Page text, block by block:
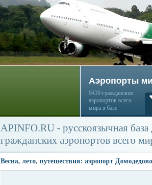
Аэропорты
9439 гражданских
аэропортов всего
мира в базе
APINFO.RU - русскоязычная
гражданских аэропортов всего
Весна, лето, путешествия: аэропорт